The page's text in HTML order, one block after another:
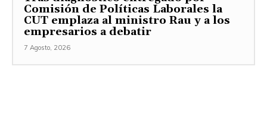
Comisión de Políticas Laborales la
CUT emplaza al ministro Rau y a los
empresarios a debatir
7 Agosto, 2026